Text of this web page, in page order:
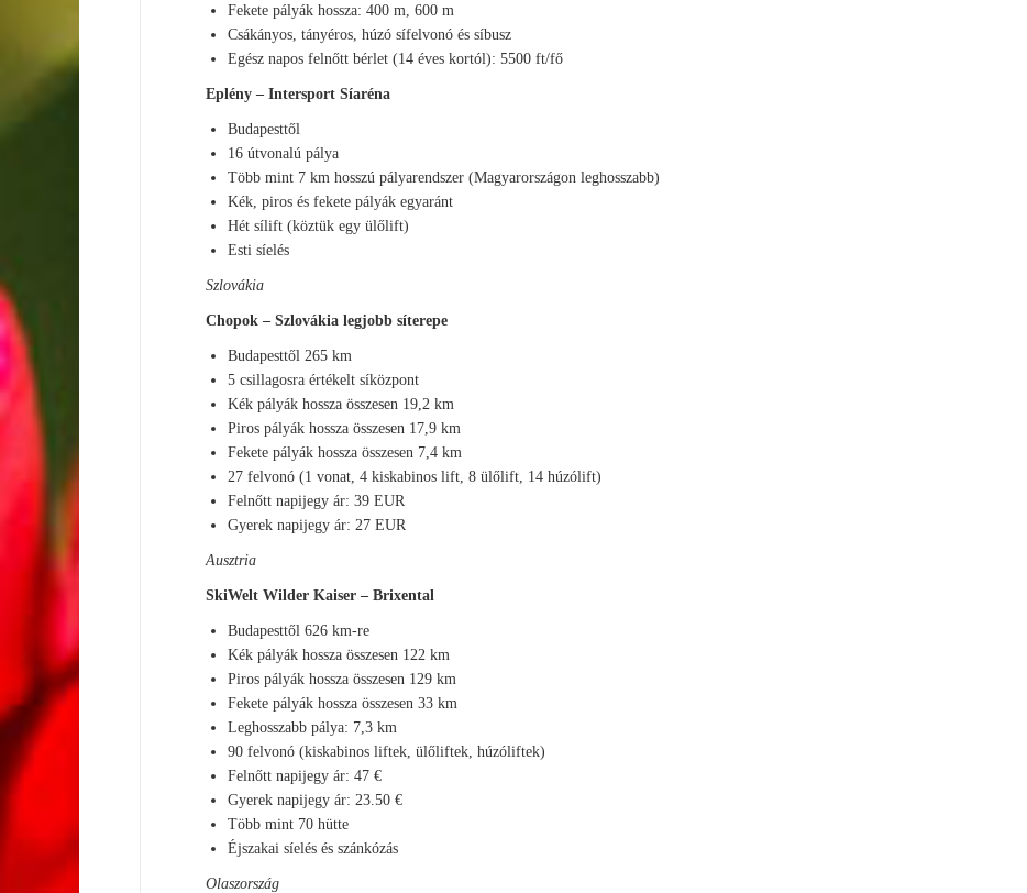
Fekete pályák hossza: 400 m, 600 m
Csákányos, tányéros, húzó sífelvonó és síbusz
Egész napos felnőtt bérlet (14 éves kortól): 5500 ft/fő
Eplény – Intersport Síaréna
Budapesttől
16 útvonalú pálya
Több mint 7 km hosszú pályarendszer (Magyarországon leghosszabb)
Kék, piros és fekete pályák egyaránt
Hét sílift (köztük egy ülőlift)
Esti síelés
Szlovákia
Chopok – Szlovákia legjobb síterepe
Budapesttől 265 km
5 csillagosra értékelt síközpont
Kék pályák hossza összesen 19,2 km
Piros pályák hossza összesen 17,9 km
Fekete pályák hossza összesen 7,4 km
27 felvonó (1 vonat, 4 kiskabinos lift, 8 ülőlift, 14 húzólift)
Felnőtt napijegy ár: 39 EUR
Gyerek napijegy ár: 27 EUR
Ausztria
SkiWelt Wilder Kaiser – Brixental
Budapesttől 626 km-re
Kék pályák hossza összesen 122 km
Piros pályák hossza összesen 129 km
Fekete pályák hossza összesen 33 km
Leghosszabb pálya: 7,3 km
90 felvonó (kiskabinos liftek, ülőliftek, húzóliftek)
Felnőtt napijegy ár: 47 €
Gyerek napijegy ár: 23.50 €
Több mint 70 hütte
Éjszakai síelés és szánkózás
Olaszország